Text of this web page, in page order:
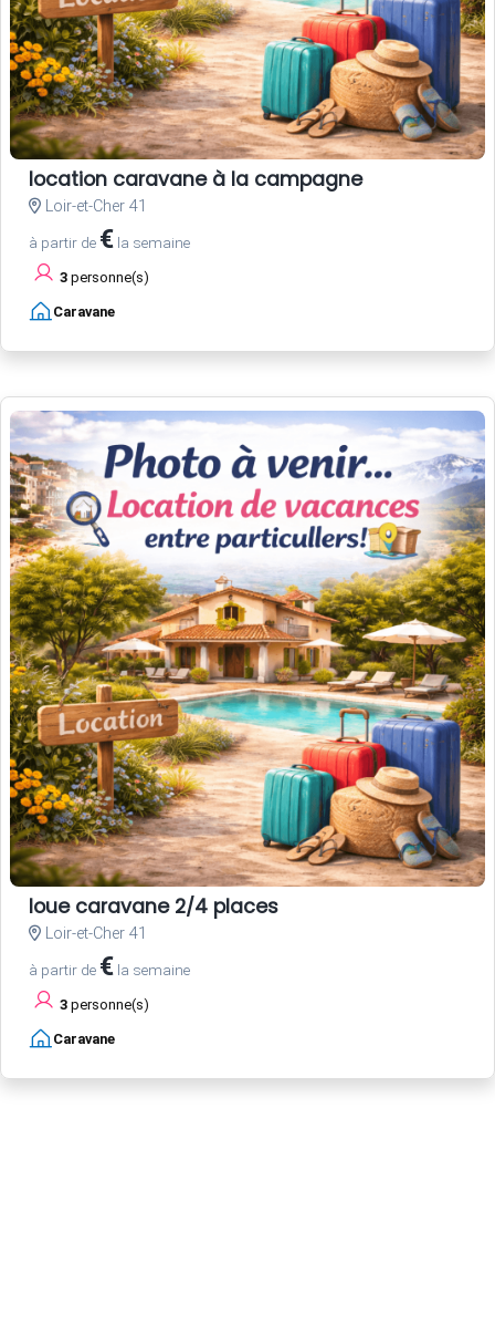
location caravane à la campagne
Loir-et-Cher 41
à partir de € la semaine
3 personne(s)
Caravane
loue caravane 2/4 places
Loir-et-Cher 41
à partir de € la semaine
3 personne(s)
Caravane